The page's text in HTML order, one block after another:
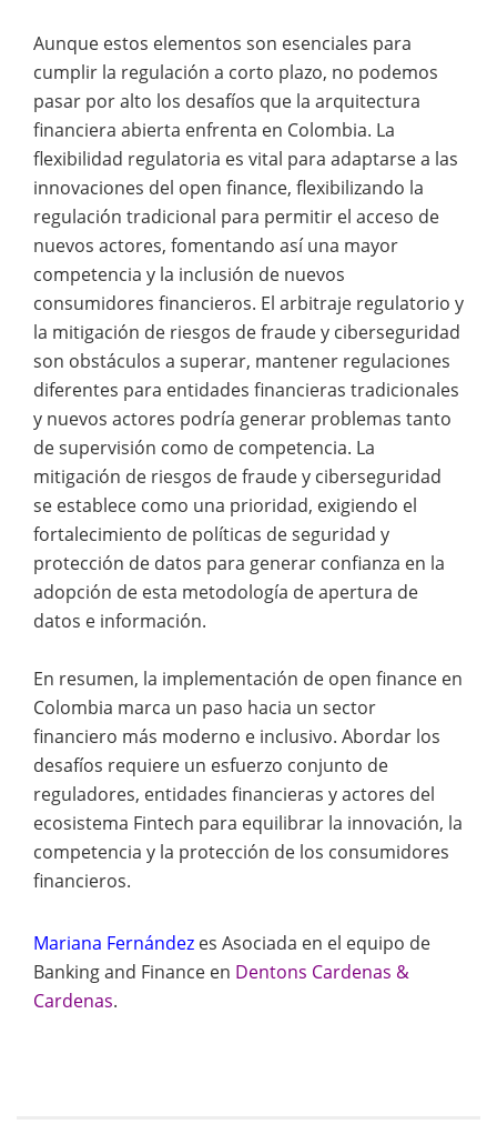
Aunque estos elementos son esenciales para
cumplir la regulación a corto plazo, no podemos
pasar por alto los desafíos que la arquitectura
financiera abierta enfrenta en Colombia. La
flexibilidad regulatoria es vital para adaptarse a las
innovaciones del open finance, flexibilizando la
regulación tradicional para permitir el acceso de
nuevos actores, fomentando así una mayor
competencia y la inclusión de nuevos
consumidores financieros. El arbitraje regulatorio y
la mitigación de riesgos de fraude y ciberseguridad
son obstáculos a superar, mantener regulaciones
diferentes para entidades financieras tradicionales
y nuevos actores podría generar problemas tanto
de supervisión como de competencia. La
mitigación de riesgos de fraude y ciberseguridad
se establece como una prioridad, exigiendo el
fortalecimiento de políticas de seguridad y
protección de datos para generar confianza en la
adopción de esta metodología de apertura de
datos e información.
En resumen, la implementación de open finance en
Colombia marca un paso hacia un sector
financiero más moderno e inclusivo. Abordar los
desafíos requiere un esfuerzo conjunto de
reguladores, entidades financieras y actores del
ecosistema Fintech para equilibrar la innovación, la
competencia y la protección de los consumidores
financieros.
Mariana Fernández es Asociada en el equipo de
Banking and Finance en Dentons Cardenas &
Cardenas.